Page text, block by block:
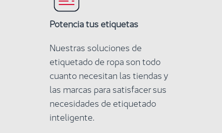
Potencia tus etiquetas
Nuestras soluciones de
etiquetado de ropa son todo
cuanto necesitan las tiendas y
las marcas para satisfacer sus
necesidades de etiquetado
inteligente.